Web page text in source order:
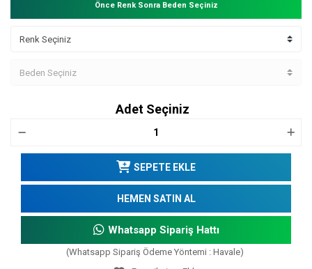
Önce Renk Sonra Beden Seçiniz
Adet Seçiniz
SEPETE EKLE
HEMEN SATIN AL
Whatsapp Sipariş Hattı
(Whatsapp Sipariş Ödeme Yöntemi : Havale)